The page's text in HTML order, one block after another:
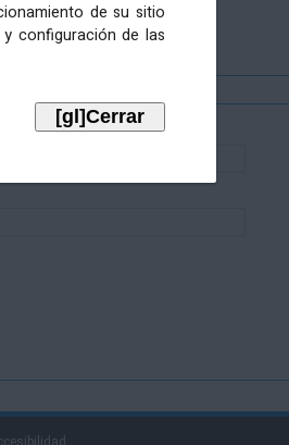
de su sitio
configuración de las